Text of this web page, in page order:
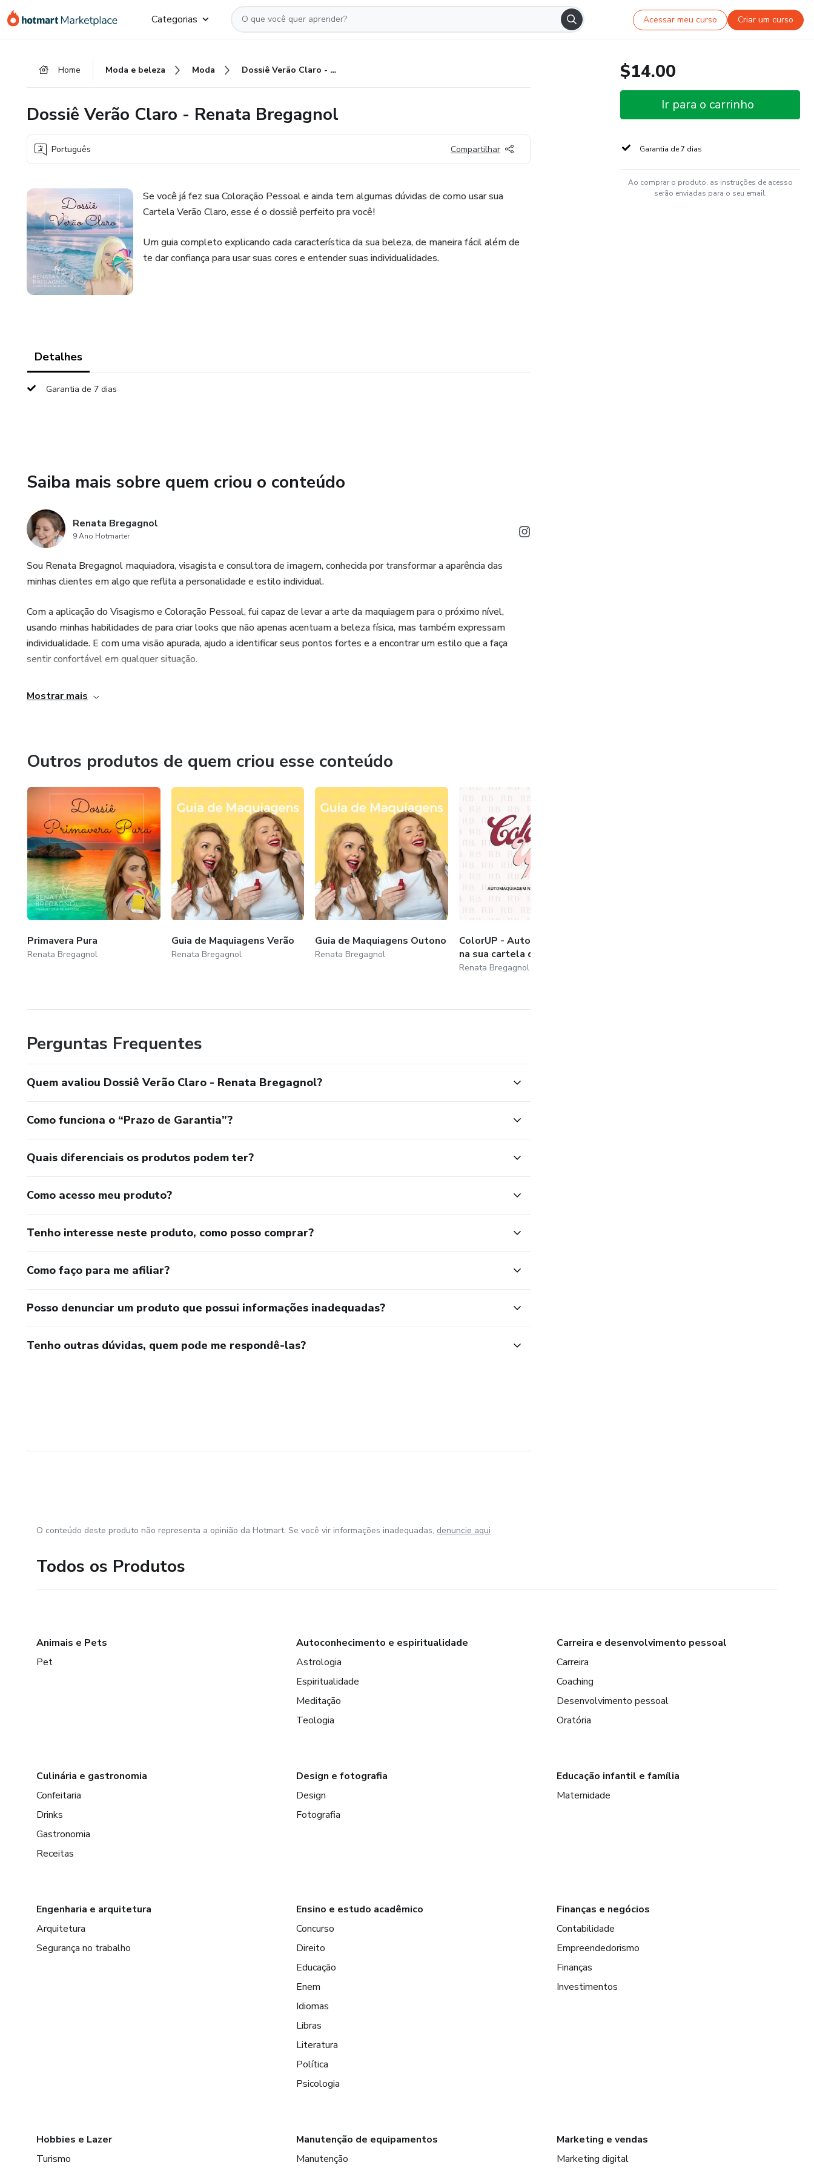
para
para
para
Categorias Acessar meu curso Criar um curso
Home Moda e beleza Moda Dossiê Verão Claro - Renata Bregagnol
Dossiê Verão Claro - Renata Bregagnol
Português Compartilhar
Se você já fez sua Coloração Pessoal e ainda tem algumas dúvidas de como usar sua
Cartela Verão Claro, esse é o dossiê perfeito pra você!
Um guia completo explicando cada característica da sua beleza, de maneira fácil além de
te dar confiança para usar suas cores e entender suas individualidades.
Detalhes
Garantia de 7 dias
Saiba mais sobre quem criou o conteúdo
Renata Bregagnol
9 Ano Hotmarter
Sou Renata Bregagnol maquiadora, visagista e consultora de imagem, conhecida por transformar a aparência das
minhas clientes em algo que reflita a personalidade e estilo individual.
Com a aplicação do Visagismo e Coloração Pessoal, fui capaz de levar a arte da maquiagem para o próximo nível,
usando minhas habilidades de para criar looks que não apenas acentuam a beleza física, mas também expressam
individualidade. E com uma visão apurada, ajudo a identificar seus pontos fortes e a encontrar um estilo que a faça
sentir confortável em qualquer situação.
Mostrar mais
Outros produtos de quem criou esse conteúdo
Primavera Pura
Renata Bregagnol
Guia de Maquiagens Verão
Renata Bregagnol
Guia de Maquiagens Outono
Renata Bregagnol
ColorUP - Automaquiagem
na sua cartela de cores
Renata Bregagnol
Perguntas Frequentes
Quem avaliou Dossiê Verão Claro - Renata Bregagnol?
Como funciona o “Prazo de Garantia”?
Quais diferenciais os produtos podem ter?
Como acesso meu produto?
Tenho interesse neste produto, como posso comprar?
Como faço para me afiliar?
Posso denunciar um produto que possui informações inadequadas?
Tenho outras dúvidas, quem pode me respondê-las?
$14.00
Ir para o carrinho
Garantia de 7 dias
Ao comprar o produto, as instruções de acesso
serão enviadas para o seu email.
O conteúdo deste produto não representa a opinião da Hotmart. Se você vir informações inadequadas, denuncie aqui
Todos os Produtos
Animais e Pets
Pet
Autoconhecimento e espiritualidade
Astrologia
Espiritualidade
Meditação
Teologia
Carreira e desenvolvimento pessoal
Carreira
Coaching
Desenvolvimento pessoal
Oratória
Culinária e gastronomia
Confeitaria
Drinks
Gastronomia
Receitas
Design e fotografia
Design
Fotografia
Educação infantil e família
Maternidade
Engenharia e arquitetura
Arquitetura
Segurança no trabalho
Ensino e estudo acadêmico
Concurso
Direito
Educação
Enem
Idiomas
Libras
Literatura
Política
Psicologia
Finanças e negócios
Contabilidade
Empreendedorismo
Finanças
Investimentos
Hobbies e Lazer
Turismo
Manutenção de equipamentos
Manutenção
Marketing e vendas
Marketing digital